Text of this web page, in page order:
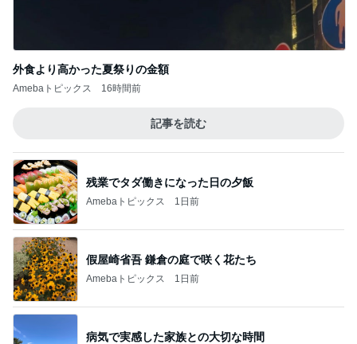
外食より高かった夏祭りの金額
Amebaトピックス 16時間前
記事を読む
残業でタダ働きになった日の夕飯
Amebaトピックス 1日前
假屋崎省吾 鎌倉の庭で咲く花たち
Amebaトピックス 1日前
病気で実感した家族との大切な時間